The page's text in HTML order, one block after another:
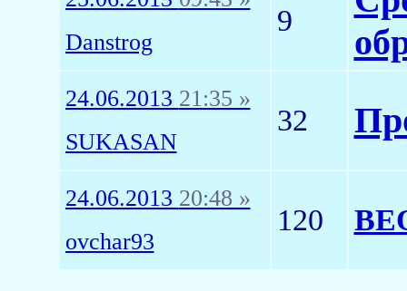
Danstrog
9
24.06.2013 21:35 »
SUKASAN
32
24.06.2013 20:48 »
ovchar93
120